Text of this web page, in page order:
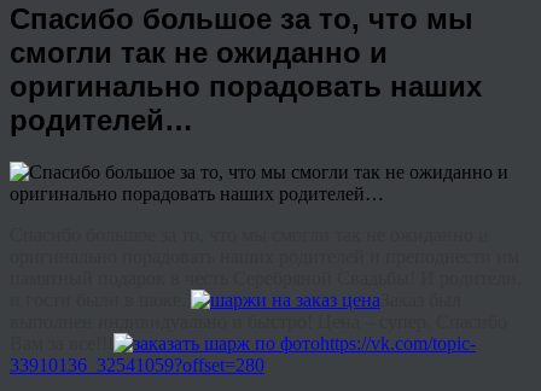
Спасибо большое за то, что мы
смогли так не ожиданно и
оригинально порадовать наших
родителей…
https://vk.com/topic-
33910136_32541059?offset=280